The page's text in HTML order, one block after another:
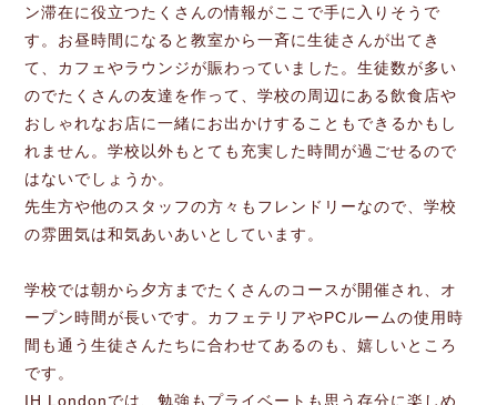
ン滞在に役立つたくさんの情報がここで手に入りそうで
す。お昼時間になると教室から一斉に生徒さんが出てき
て、カフェやラウンジが賑わっていました。生徒数が多い
のでたくさんの友達を作って、学校の周辺にある飲食店や
おしゃれなお店に一緒にお出かけすることもできるかもし
れません。学校以外もとても充実した時間が過ごせるので
はないでしょうか。
先生方や他のスタッフの方々もフレンドリーなので、学校
の雰囲気は和気あいあいとしています。
学校では朝から夕方までたくさんのコースが開催され、オ
ープン時間が長いです。カフェテリアやPCルームの使用時
間も通う生徒さんたちに合わせてあるのも、嬉しいところ
です。
IH Londonでは、勉強もプライベートも思う存分に楽しめ